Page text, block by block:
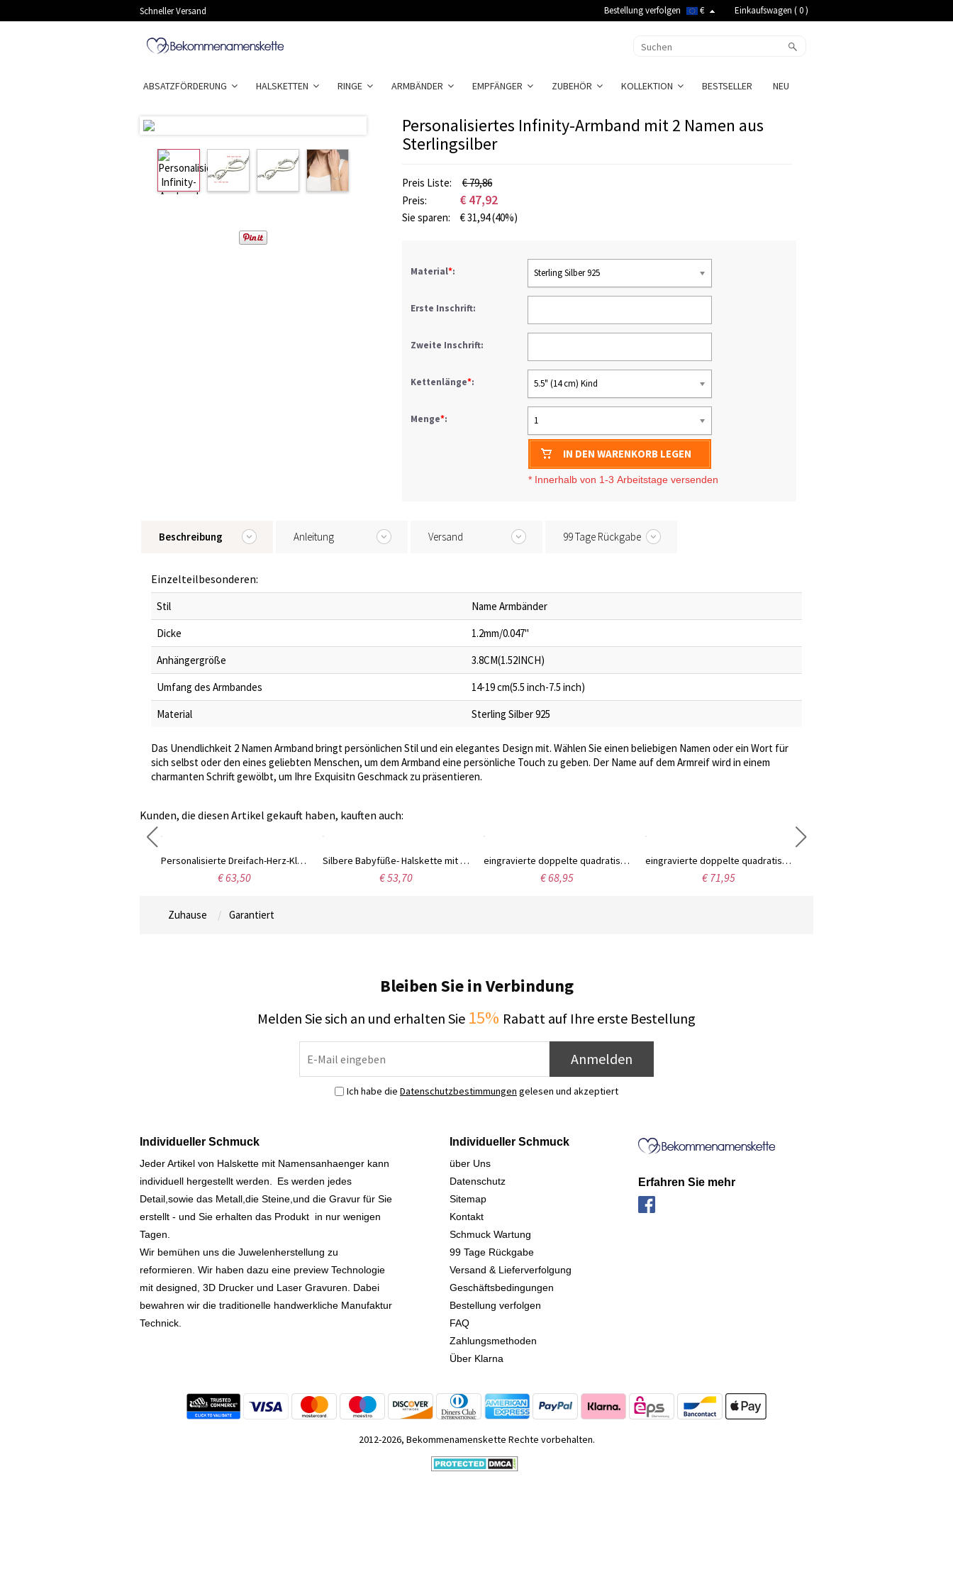
Schneller Versand Bestellung verfolgen € Einkaufswagen (0)
ABSATZFÖRDERUNG HALSKETTEN RINGE ARMBÄNDER EMPFÄNGER ZUBEHÖR KOLLEKTION BESTSELLER NEU
Personalisiertes Infinity-Armband mit 2 Namen aus
Sterlingsilber
Preis Liste:
€ 79,86
Preis:
€ 47,92
Sie sparen: €31,94(40%)
Material*: Sterling Silber 925
Erste Inschrift:
Zweite Inschrift:
Kettenlänge*: 5.5" (14 cm) Kind
Menge*: 1
IN DEN WARENKORB LEGEN
* Innerhalb von 1-3 Arbeitstage versenden
Beschreibung Anleitung Versand 99 Tage Rückgabe
Einzelteilbesonderen:
Stil
Name Armbänder
Dicke
1.2mm/0.047"
Anhängergröße
3.8CM(1.52INCH)
Umfang des Armbandes
14-19 cm(5.5 inch-7.5 inch)
Material
Sterling Silber 925
Das Unendlichkeit 2 Namen Armband bringt persönlichen Stil und ein elegantes Design mit. Wählen Sie einen beliebigen Namen oder ein Wort für
sich selbst oder den eines geliebten Menschen, um dem Armband eine persönliche Touch zu geben. Der Name auf dem Armreif wird in einem
charmanten Schrift gewölbt, um Ihre Exquisitn Geschmack zu präsentieren.
Kunden, die diesen Artikel gekauft haben, kauften auch:
Personalisierte Dreifach-Herz-Kleeblatt-Halskette mit Namen
€ 63,50
Silbere Babyfüße- Halskette mit personalisiertem Geburtsstein und Gravur
€ 53,70
eingravierte doppelte quadratische Geburtsstein-Ringe Platinum überzogen
€ 68,95
eingravierte doppelte quadratische Geburtsstein-Ringe Gold überzogen
€ 71,95
Zuhause Garantiert
Bleiben Sie in Verbindung
Melden Sie sich an und erhalten Sie 15% Rabatt auf Ihre erste Bestellung
Anmelden
Ich habe die Datenschutzbestimmungen gelesen und akzeptiert
Individueller Schmuck
Jeder Artikel von Halskette mit Namensanhaenger kann
individuell hergestellt werden.
Es werden jedes
Detail,sowie das Metall,die Steine,und die Gravur für Sie
erstellt - und Sie erhalten das Produkt in nur wenigen
Tagen.
Wir bemühen uns die Juwelenherstellung zu
reformieren. Wir haben dazu eine preview Technologie
mit designed, 3D Drucker und Laser Gravuren. Dabei
bewahren wir die traditionelle handwerkliche Manufaktur
Technick.
Individueller Schmuck
über Uns
Datenschutz
Sitemap
Kontakt
Schmuck Wartung
99 Tage Rückgabe
Versand & Lieferverfolgung
Geschäftsbedingungen
Bestellung verfolgen
FAQ
Zahlungsmethoden
Über Klarna
Erfahren Sie mehr
2012-2026, Bekommenamenskette Rechte vorbehalten.